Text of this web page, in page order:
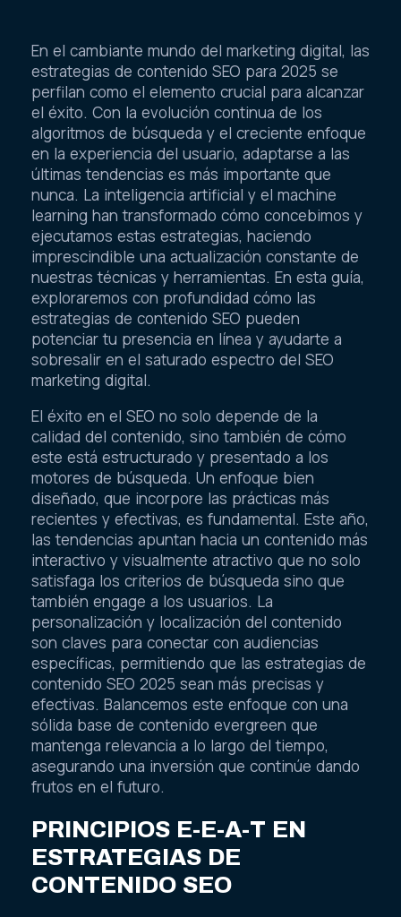
En el cambiante mundo del marketing digital, las
estrategias de contenido SEO para 2025 se
perfilan como el elemento crucial para alcanzar
el éxito. Con la evolución continua de los
algoritmos de búsqueda y el creciente enfoque
en la experiencia del usuario, adaptarse a las
últimas tendencias es más importante que
nunca. La inteligencia artificial y el machine
learning han transformado cómo concebimos y
ejecutamos estas estrategias, haciendo
imprescindible una actualización constante de
nuestras técnicas y herramientas. En esta guía,
exploraremos con profundidad cómo las
estrategias de contenido SEO pueden
potenciar tu presencia en línea y ayudarte a
sobresalir en el saturado espectro del SEO
marketing digital.
El éxito en el SEO no solo depende de la
calidad del contenido, sino también de cómo
este está estructurado y presentado a los
motores de búsqueda. Un enfoque bien
diseñado, que incorpore las prácticas más
recientes y efectivas, es fundamental. Este año,
las tendencias apuntan hacia un contenido más
interactivo y visualmente atractivo que no solo
satisfaga los criterios de búsqueda sino que
también engage a los usuarios. La
personalización y localización del contenido
son claves para conectar con audiencias
específicas, permitiendo que las estrategias de
contenido SEO 2025 sean más precisas y
efectivas. Balancemos este enfoque con una
sólida base de contenido evergreen que
mantenga relevancia a lo largo del tiempo,
asegurando una inversión que continúe dando
frutos en el futuro.
PRINCIPIOS E-E-A-T EN
ESTRATEGIAS DE
CONTENIDO SEO